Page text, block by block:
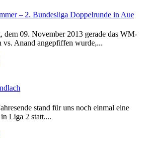
– 2. Bundesliga Doppelrunde in Aue
dem 09. November 2013 gerade das WM-
vs. Anand angepfiffen wurde,...
stand für uns noch einmal eine
Liga 2 statt....